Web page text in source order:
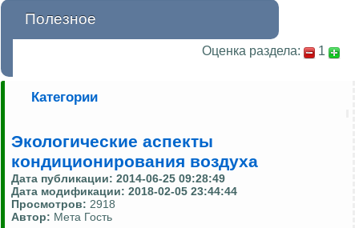
Полезное
Оценка раздела: 1
Категории
Экологические аспекты
кондиционирования воздуха
Дата публикации: 2014-06-25 09:28:49
Дата модификации: 2018-02-05 23:44:44
Просмотров: 2918
Автор: Мета Гость